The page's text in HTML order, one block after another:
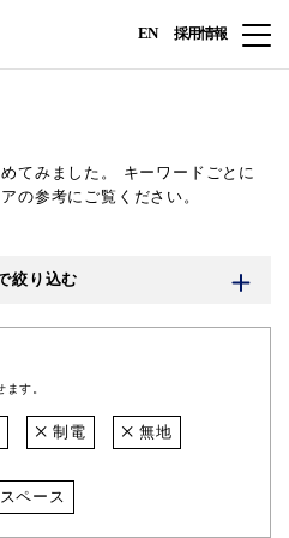
EN 採用情報
てみました。
キーワードごとに
の参考にご覧ください。
絞り込む
す。
制電 無地
ペース